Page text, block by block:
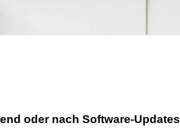
oder nach Software-Updates